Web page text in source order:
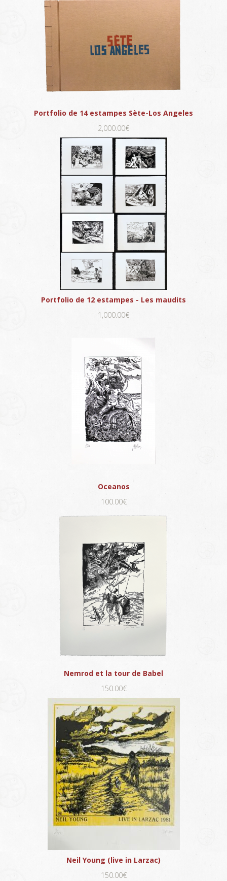
Portfolio de 14 estampes Sète-Los Angeles
2,000.00€
Portfolio de 12 estampes - Les maudits
1,000.00€
Oceanos
100.00€
Nemrod et la tour de Babel
150.00€
Neil Young (live in Larzac)
150.00€